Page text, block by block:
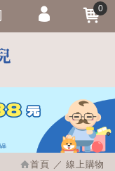
首頁 線上購物
0